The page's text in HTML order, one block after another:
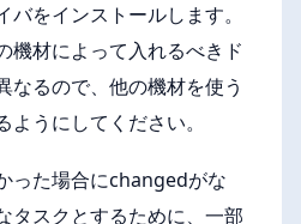
をインストールします。
機材によって入れるべきド
なるので、他の機材を使う
うにしてください。
った場合にchangedがな
タスクとするために、一部